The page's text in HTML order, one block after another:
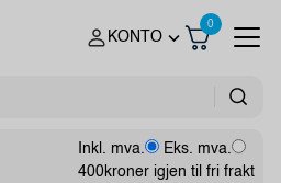
KONTO
0
Inkl. mva.
Eks. mva.
400kroner igjen til fri frakt